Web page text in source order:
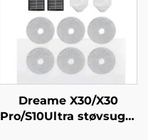
Dreame X30/X30
Pro/S10Ultra støvsuger